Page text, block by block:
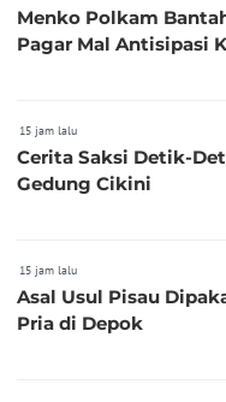
Menko Polkam
Pagar Mal Antisipasi
15 jam lalu
Cerita Saksi Detik-
Gedung Cikini
15 jam lalu
Asal Usul Pisau
Pria di Depok